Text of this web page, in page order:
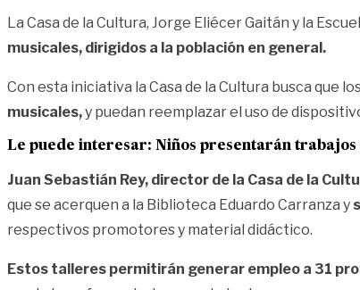
La Casa de la Cultura, Jorge Eliécer Gaitán y la
musicales, dirigidos a la población en general.
Con esta iniciativa la Casa de la Cultura busca que
musicales,y puedan reemplazar el uso de
Le puede interesar: Niños presentarán
Juan Sebastián Rey, director de la Casa de la
que se acerquen a la Biblioteca Eduardo Carranza y
respectivos promotores y material didáctico.
Estos talleres permitirán generar empleo a 31